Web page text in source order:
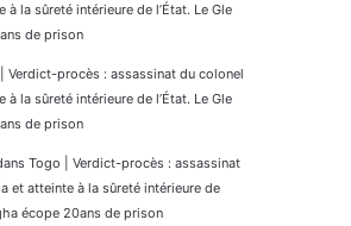
la sûreté intérieure de l’État. Le Gle
de prison
Verdict-procès : assassinat du colonel
la sûreté intérieure de l’État. Le Gle
de prison
Togo | Verdict-procès : assassinat
et atteinte à la sûreté intérieure de
écope 20ans de prison